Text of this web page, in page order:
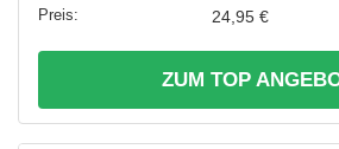
24,95 €
ZUM TOP